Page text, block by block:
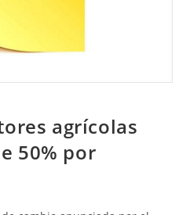
agrícolas
50% por